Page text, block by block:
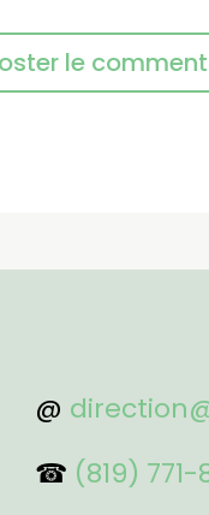
@
☎ (819) 771-